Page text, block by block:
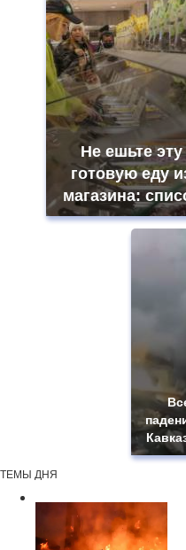
Не ешьте эту
готовую еду
магазина:
ТЕМЫ ДНЯ